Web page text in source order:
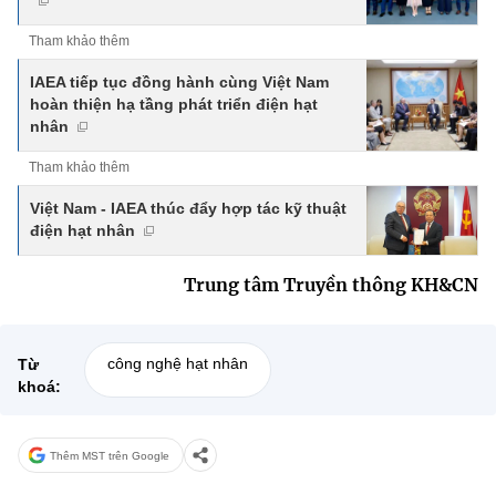
Tham khảo thêm
IAEA tiếp tục đồng hành cùng Việt Nam
hoàn thiện hạ tầng phát triển điện hạt
nhân
Tham khảo thêm
Việt Nam - IAEA thúc đẩy hợp tác kỹ thuật
điện hạt nhân
Trung tâm Truyền thông KH&CN
Từ
khoá:
công nghệ hạt nhân
Thêm MST trên Google